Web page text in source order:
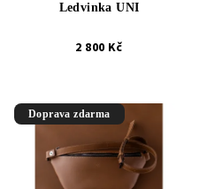
Ledvinka UNI
2 800 Kč
Doprava zdarma